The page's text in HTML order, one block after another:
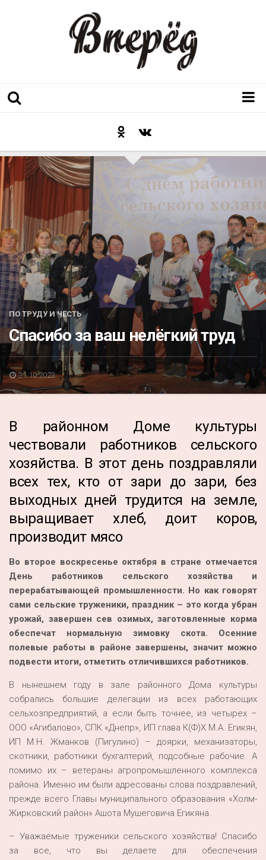
Послесловие к празднику
Факт
Неожиданный ракурс
Контакты
Люди родного края
Акция
К 70-летию районного Дома культуры
Конкурс
Люди родного края
Национальные проекты
Память
Перепись — 2020
ПО ТРУДУ И ЧЕСТЬ
Спасибо за ваш нелёгкий труд
31.10.2023
В районном Доме культуры
чествовали работников сельского
хозяйства. В этот день поздравляли
всех тех, кто от зари до зари, без
выходных дней трудится на земле,
выращивает хлеб, доит коров,
производит мясо
Во второе воскресенье октября в стране отмечается
День работников сельского хозяйства и
перерабатывающей промышленности. Но как говорят
сами сельские труженики, праздник – это когда убран
урожай, завершен сев озимых, заготовленные корма
обеспечат нормальную зимовку скота. Осенние
полевые работы в районе завершены, значит можно
подвести итоги, отметить отличившихся работников.
В нынешнем году в зале районного Дома культуры
собрались большие делегации из всех работающих
сельхозпредприятий, а если быть точнее, из четырех –
ООО «Агибалово», СПК «Днепр», ИП глава К(Ф)Х М.А. Егикян,
ИП М.Н. Жманков (Пигулино) – доярки, механизаторы,
скотники, работники бухгалтерий, подсобные рабочие. А
помимо их – ветераны агропромышленного комплекса
района. Именно им были адресованы слова поздравлений,
прежде всего Главы муниципального образования «Холм-
Жирковский район» Ашота Мушеговича Егикяна.
– Уважаемые труженики сельского хозяйства! Спасибо
за все, что вы делаете для обеспечения